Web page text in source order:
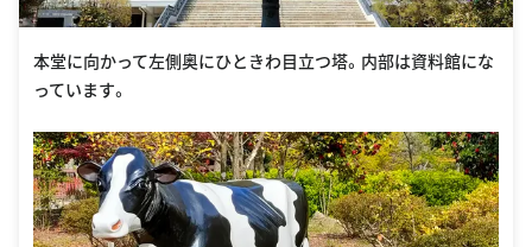
本堂に向かって左側奥にひときわ目立つ塔。内部は資料館にな
っています。